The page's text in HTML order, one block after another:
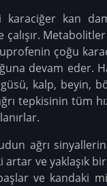
kan
çoğu
devam eder.
kalp, beyin,
tepkisinin tüm
ağrı
artar ve yaklaşık
ve kandaki